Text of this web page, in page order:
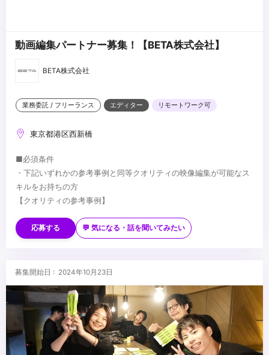
動画編集パートナー募集！【BETA株式会社】
BETA株式会社
業務委託 / フリーランス エディター リモートワーク可
東京都港区西新橋
■必須条件
・下記いずれかの参考事例と同等クオリティの映像編集が可能なス
キルをお持ちの方
【クオリティの参考事例】
youtu.be/fZBuewSi_Xc
・密着動画
・説明会動画（アニメーション）
持ちの方に限らせていただきます。
対象外とさせていただきます。
応募する 💬 気になる・話を聞いてみたい
募集開始日 : 2024年10月23日